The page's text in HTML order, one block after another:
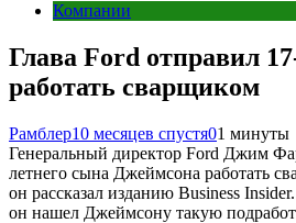
Компании
Глава Ford отправил
работать сварщиком
Рамблер10 месяцев спустя01 минуты
Генеральный директор Ford Джим
летнего сына Джеймсона работать
он рассказал изданию Business
он нашел Джеймсону такую